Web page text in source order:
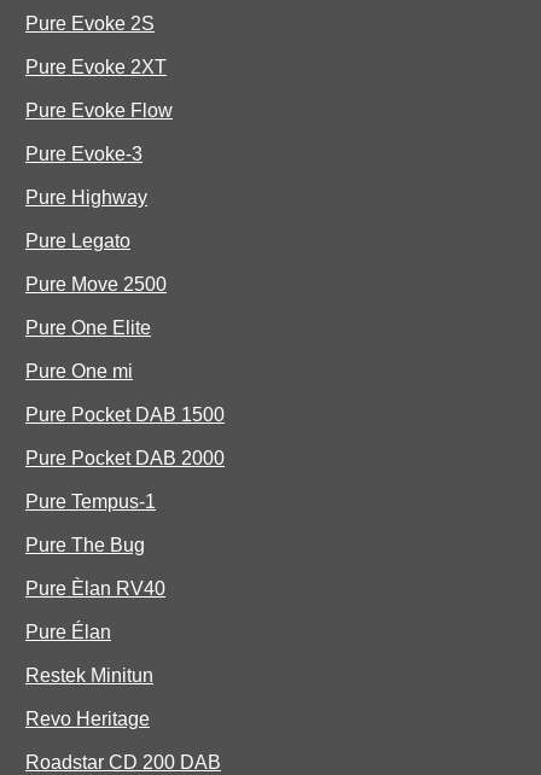
Pure Evoke 2S
Pure Evoke 2XT
Pure Evoke Flow
Pure Evoke-3
Pure Highway
Pure Legato
Pure Move 2500
Pure One Elite
Pure One mi
Pure Pocket DAB 1500
Pure Pocket DAB 2000
Pure Tempus-1
Pure The Bug
Pure Èlan RV40
Pure Élan
Restek Minitun
Revo Heritage
Roadstar CD 200 DAB